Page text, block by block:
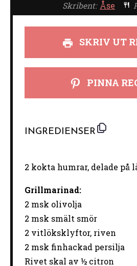
Skribent: Åse
SKRIV UT
PINNA
INGREDIENSER
2 kokta humrar, delade på
Grillmarinad:
2 msk olivolja
2 msk smält smör
2 vitlöksklyftor, riven
2 msk finhackad persilja
Rivet skal av ½ citron